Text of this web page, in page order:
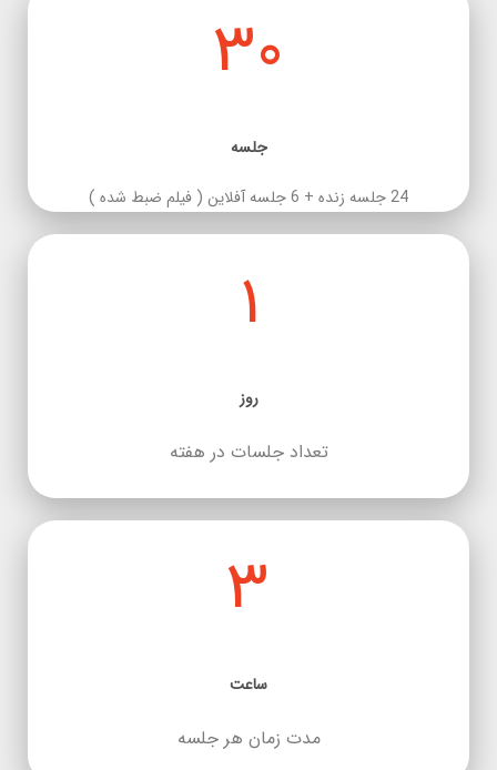
30
جلسه
24 جلسه زنده + 6 جلسه آفلاین ( فیلم ضبط شده )
1
روز
تعداد جلسات در هفته
3
ساعت
مدت زمان هر جلسه